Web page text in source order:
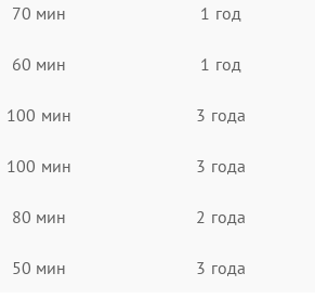
70 мин 1 год
60 мин 1 год
100 мин 3 года
100 мин 3 года
80 мин 2 года
50 мин 3 года